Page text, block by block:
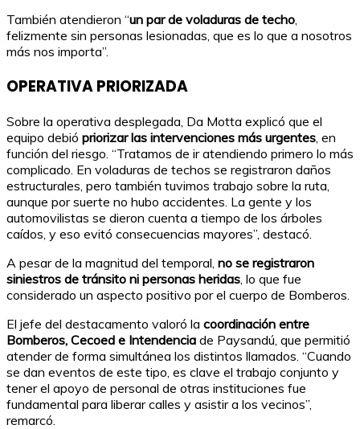
También atendieron “un par de voladuras de techo,
felizmente sin personas lesionadas, que es lo que a nosotros
más nos importa”.
OPERATIVA PRIORIZADA
Sobre la operativa desplegada, Da Motta explicó que el
equipo debió priorizar las intervenciones más urgentes , en
función del riesgo. “Tratamos de ir atendiendo primero lo más
complicado. En voladuras de techos se registraron daños
estructurales, pero también tuvimos trabajo sobre la ruta,
aunque por suerte no hubo accidentes. La gente y los
automovilistas se dieron cuenta a tiempo de los árboles
caídos, y eso evitó consecuencias mayores”, destacó.
A pesar de la magnitud del temporal, no se registraron
siniestros de tránsito ni personas heridas , lo que fue
considerado un aspecto positivo por el cuerpo de Bomberos.
El jefe del destacamento valoró la coordinación entre
Bomberos, Cecoed e Intendencia de Paysandú, que permitió
atender de forma simultánea los distintos llamados. “Cuando
se dan eventos de este tipo, es clave el trabajo conjunto y
tener el apoyo de personal de otras instituciones fue
fundamental para liberar calles y asistir a los vecinos”,
remarcó.